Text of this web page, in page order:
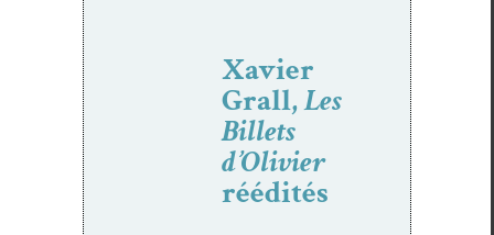
Xavier
Grall,Les
Billets
d’Olivier
réédités